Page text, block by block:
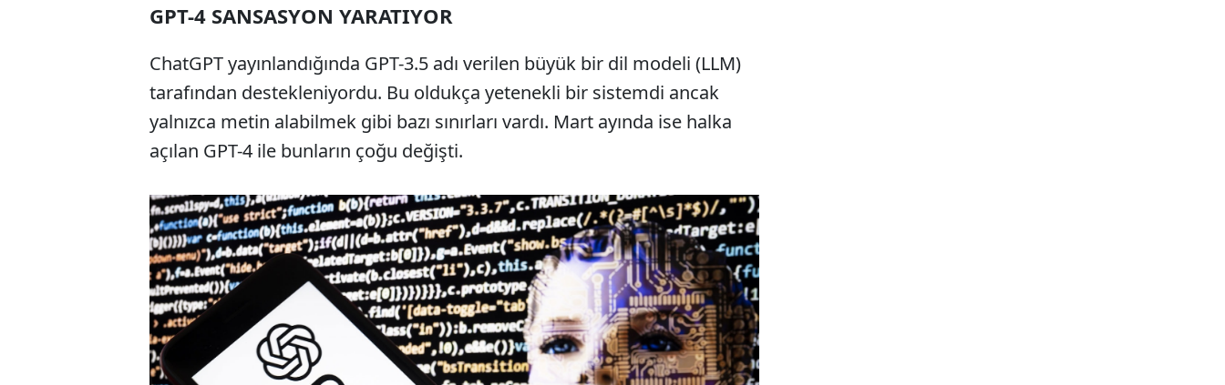
GPT-4 SANSASYON YARATIYOR
ChatGPT yayınlandığında GPT-3.5 adı verilen büyük bir dil modeli (LLM)
tarafından destekleniyordu. Bu oldukça yetenekli bir sistemdi ancak
yalnızca metin alabilmek gibi bazı sınırları vardı. Mart ayında ise halka
açılan GPT-4 ile bunların çoğu değişti.